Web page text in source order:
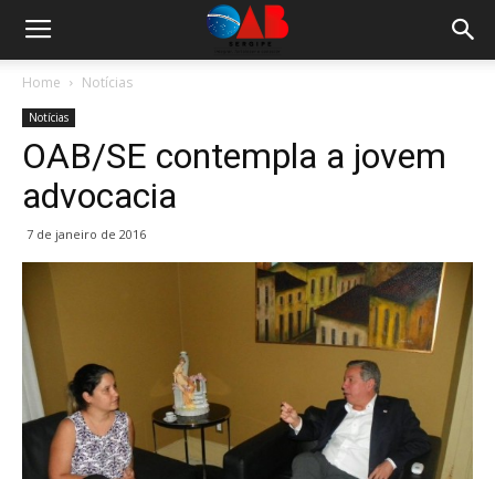
Home Notícias
Notícias
OAB/SE contempla a jovem
advocacia
7 de janeiro de 2016